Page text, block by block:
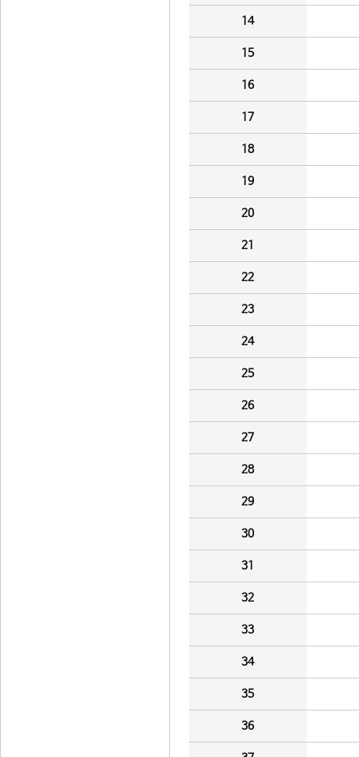
14
15
16
17
18
19
20
21
22
23
24
25
26
27
28
29
30
31
32
33
34
35
36